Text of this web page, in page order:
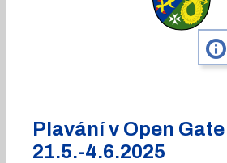
info
Plavání v Open Gate
21.5.-4.6.2025